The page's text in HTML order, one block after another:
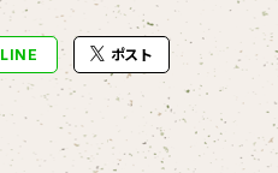
LINE ポスト